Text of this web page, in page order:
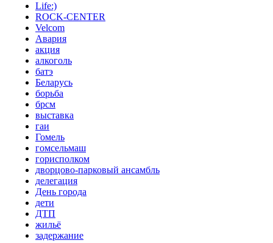
Life:)
ROCK-CENTER
Velcom
Авария
акция
алкоголь
батэ
Беларусь
борьба
брсм
выставка
гаи
Гомель
гомсельмаш
горисполком
дворцово-парковый ансамбль
делегация
День города
дети
ДТП
жильё
задержание